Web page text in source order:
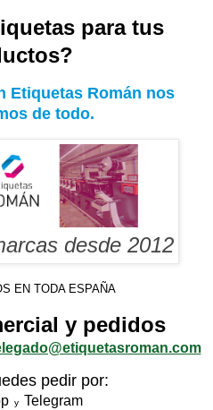
para tus
Etiquetas Román nos
de todo.
desde 2012
EN TODA ESPAÑA
y pedidos
pedir por:
y Telegram